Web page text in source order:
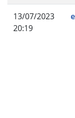
13/07/2023
20:19